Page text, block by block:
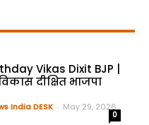
Vikas Dixit BJP |
दीक्षित भाजपा
India DESK - May 29, 2026
0